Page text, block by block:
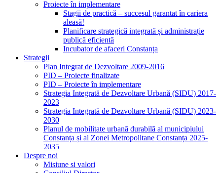
Proiecte în implementare
Stagii de practică – succesul garantat în cariera
aleasă!
Planificare strategică integrată și administrație
publică eficientă
Incubator de afaceri Constanța
Strategii
Plan Integrat de Dezvoltare 2009-2016
PID – Proiecte finalizate
PID – Proiecte în implementare
Strategia Integrată de Dezvoltare Urbană (SIDU) 2017-
2023
Strategia Integrată de Dezvoltare Urbană (SIDU) 2023-
2030
Planul de mobilitate urbană durabilă al municipiului
Constanța și al Zonei Metropolitane Constanța 2025-
2035
Despre noi
Misiune si valori